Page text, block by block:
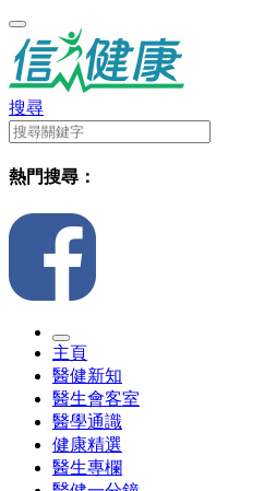
搜尋
熱門搜尋：
主頁
醫健新知
醫生會客室
醫學通識
健康精選
醫生專欄